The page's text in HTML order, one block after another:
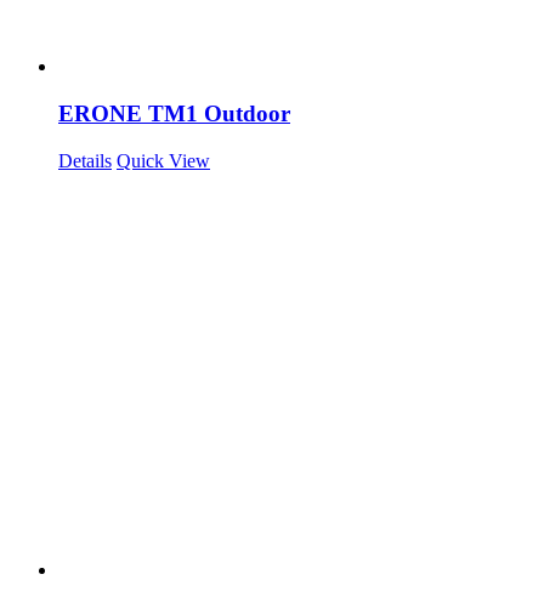
ERONE TM1 Outdoor
Details Quick View